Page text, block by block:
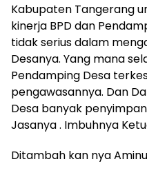
Kabupaten Tangerang
kinerja BPD dan
tidak serius dalam
Desanya. Yang mana
Pendamping Desa
pengawasannya. Dan
Desa banyak
Jasanya . Imbuhnya
Ditambah kan nya